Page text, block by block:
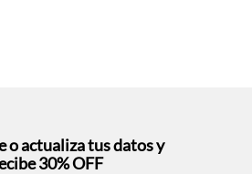
o actualiza tus datos y
30% OFF